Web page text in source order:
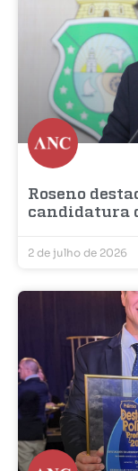
Roseno
candidatura
2 de julho de 2026